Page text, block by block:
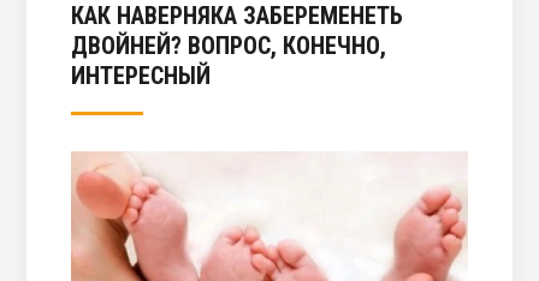
КАК НАВЕРНЯКА ЗАБЕРЕМЕНЕТЬ
ДВОЙНЕЙ? ВОПРОС, КОНЕЧНО,
ИНТЕРЕСНЫЙ